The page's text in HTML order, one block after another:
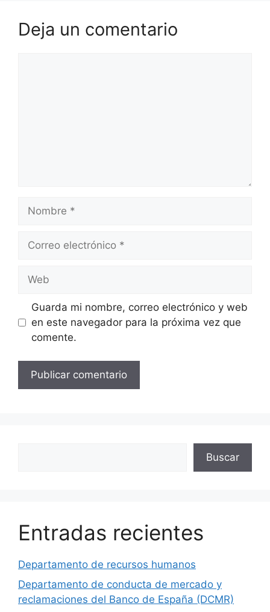
Deja un comentario
Nombre
Correo
Web
Guarda mi nombre, correo electrónico y web
en este navegador para la próxima vez que
comente.
Buscar
Entradas recientes
Departamento de recursos humanos
Departamento de conducta de mercado y
reclamaciones del Banco de España (DCMR)